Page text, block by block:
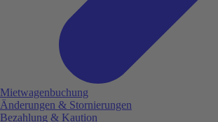
Mietwagenbuchung
Änderungen & Stornierungen
Bezahlung & Kaution